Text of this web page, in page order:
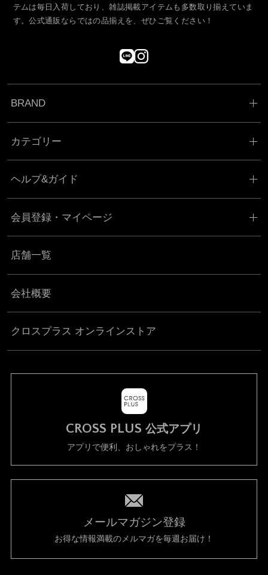
テムは毎日入荷しており、雑誌掲載アイテムも多数取り揃えていま
す。公式通販ならではの品揃えを、ぜひご覧ください！
BRAND
カテゴリー
ヘルプ&ガイド
会員登録・マイページ
店舗一覧
会社概要
クロスプラス オンラインストア
CROSS PLUS 公式アプリ
アプリで便利、おしゃれをプラス！
メールマガジン登録
お得な情報満載のメルマガを毎週お届け！